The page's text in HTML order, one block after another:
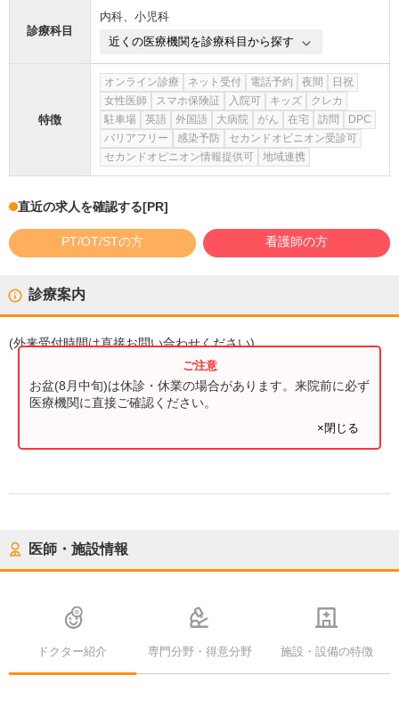
診療科目
内科、 小児科
近くの医療機関を診療科目から探す
特徴
オンライン診療 ネット受付 電話予約 夜間
日祝
女性医師
スマホ保険証 入院可 キッズ
クレカ
駐車場
英語 外国語 大病院 がん 在宅 訪問
DPC
バリアフリー
感染予防
セカンドオピニオン受診可
セカンドオピニオン情報提供可
地域連携
直近の求人を確認する[PR]
PT/OT/STの方 看護師の方
診療案内
(外来受付時間は直接お問い合わせください)
お盆(8月中旬)は休診・休業の場合があります。来院前に必ず
医療機関に直接ご確認ください。
×閉じる
医師・施設情報
ドクター紹介 専門分野・得意分野 施設・設備の特徴